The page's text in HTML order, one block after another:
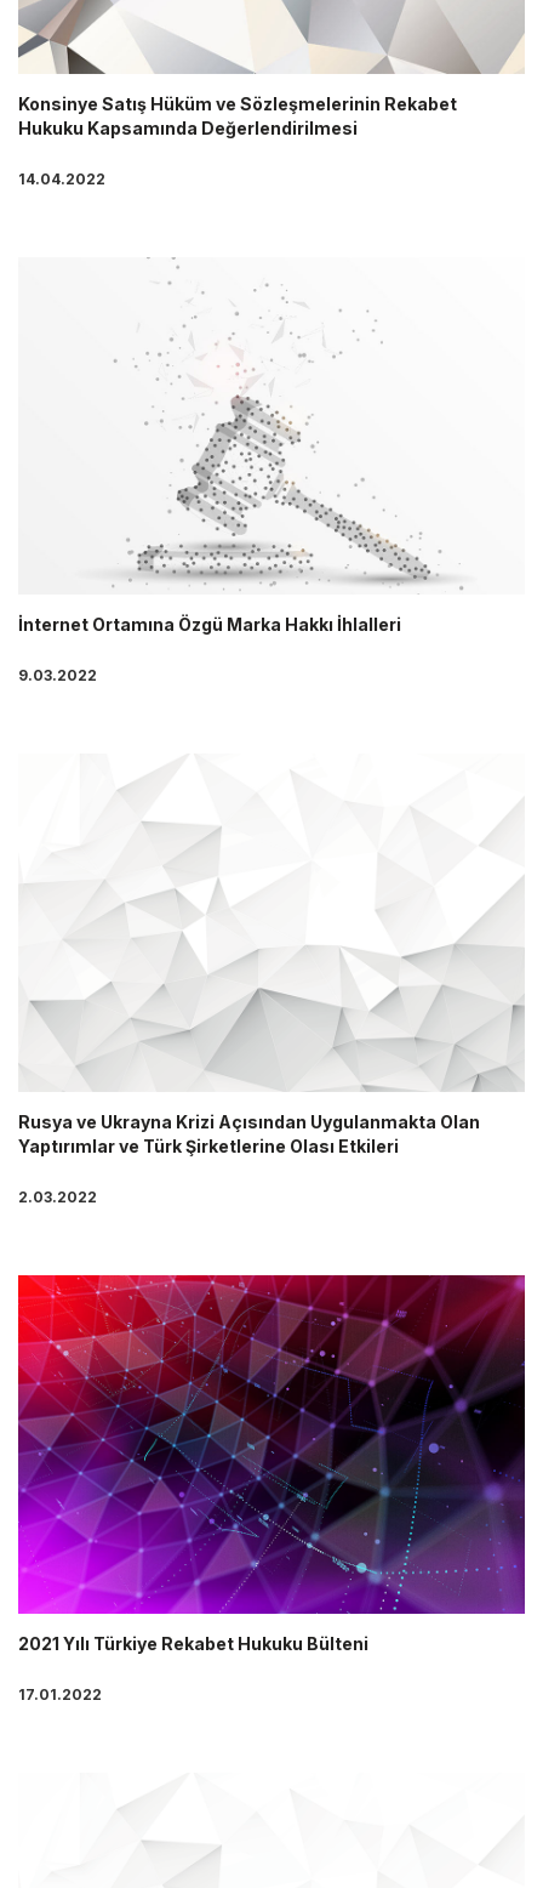
Konsinye Satış Hüküm ve Sözleşmelerinin Rekabet
Hukuku Kapsamında Değerlendirilmesi
14.04.2022
İnternet Ortamına Özgü Marka Hakkı İhlalleri
9.03.2022
Rusya ve Ukrayna Krizi Açısından Uygulanmakta Olan
Yaptırımlar ve Türk Şirketlerine Olası Etkileri
2.03.2022
2021 Yılı Türkiye Rekabet Hukuku Bülteni
17.01.2022